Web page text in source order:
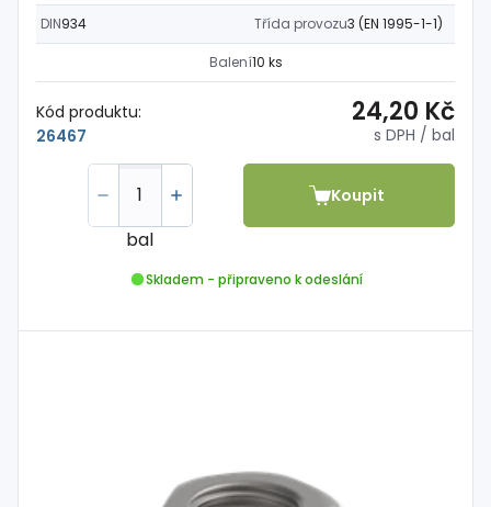
DIN934 Třída provozu3 (EN 1995-1-1)
Balení10 ks
Kód produktu:
26467
24,20 Kč
s DPH / bal
bal
Koupit
Skladem - připraveno k odeslání